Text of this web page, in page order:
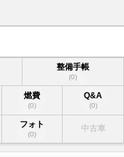
整備手帳
(0)
燃費
(0)
Q&A
(0)
フォト
(0)
中古車